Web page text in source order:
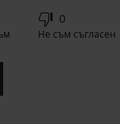
0
Не съм съгласен